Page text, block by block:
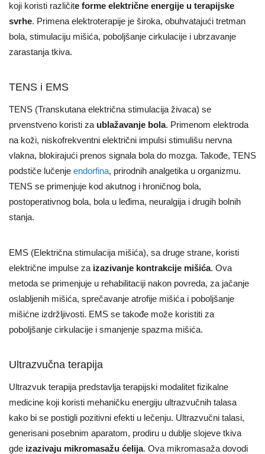
koji koristi različite forme električne energije u terapijske
svrhe. Primena elektroterapije je široka, obuhvatajući tretman
bola, stimulaciju mišića, poboljšanje cirkulacije i ubrzavanje
zarastanja tkiva.
TENS i EMS
TENS (Transkutana električna stimulacija živaca) se
prvenstveno koristi za ublažavanje bola. Primenom elektroda
na koži, niskofrekventni električni impulsi stimulišu nervna
vlakna, blokirajući prenos signala bola do mozga. Takođe, TENS
podstiče lučenje endorfina, prirodnih analgetika u organizmu.
TENS se primenjuje kod akutnog i hroničnog bola,
postoperativnog bola, bola u leđima, neuralgija i drugih bolnih
stanja.
EMS (Električna stimulacija mišića), sa druge strane, koristi
električne impulse za izazivanje kontrakcije mišića. Ova
metoda se primenjuje u rehabilitaciji nakon povreda, za jačanje
oslabljenih mišića, sprečavanje atrofije mišića i poboljšanje
mišićne izdržljivosti. EMS se takođe može koristiti za
poboljšanje cirkulacije i smanjenje spazma mišića.
Ultrazvučna terapija
Ultrazvuk terapija predstavlja terapijski modalitet fizikalne
medicine koji koristi mehaničku energiju ultrazvučnih talasa
kako bi se postigli pozitivni efekti u lečenju. Ultrazvučni talasi,
generisani posebnim aparatom, prodiru u dublje slojeve tkiva
gde izazivaju mikromasažu ćelija. Ova mikromasaža dovodi